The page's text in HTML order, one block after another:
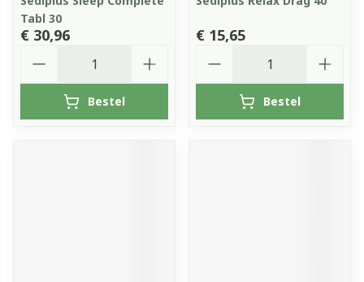
Tabl 30
€ 30,96
Bestel
€ 15,65
Bestel